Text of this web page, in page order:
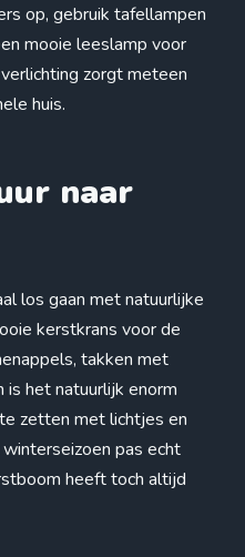
op, gebruik tafellampen
mooie leeslamp voor
zorgt meteen
huis.
naar
los gaan met natuurlijke
kerstkrans voor de
takken met
is het natuurlijk enorm
zetten met lichtjes en
pas echt
heeft toch altijd